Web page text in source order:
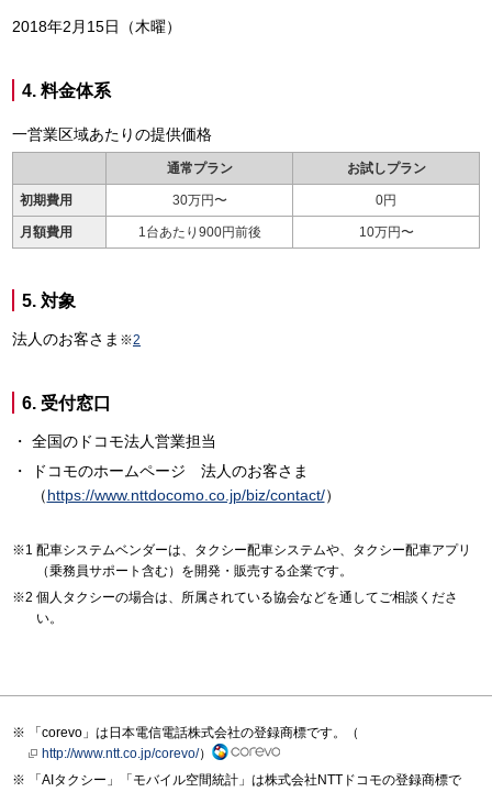
2018年2月15日（木曜）
4. 料金体系
一営業区域あたりの提供価格
通常プラン お試しプラン
初期費用 30万円〜 0円
月額費用 1台あたり900円前後 10万円〜
5. 対象
法人のお客さま ※2
6. 受付窓口
全国のドコモ法人営業担当
ドコモのホームページ 法人のお客さま
（https://www.nttdocomo.co.jp/biz/contact/）
配車システムベンダーは、タクシー配車システムや、タクシー配車アプリ
（乗務員サポート含む）を開発・販売する企業です。
個人タクシーの場合は、所属されている協会などを通してご相談くださ
い。
「corevo」は日本電信電話株式会社の登録商標です。（
http://www.ntt.co.jp/corevo/）
「AIタクシー」「モバイル空間統計」は株式会社NTTドコモの登録商標で